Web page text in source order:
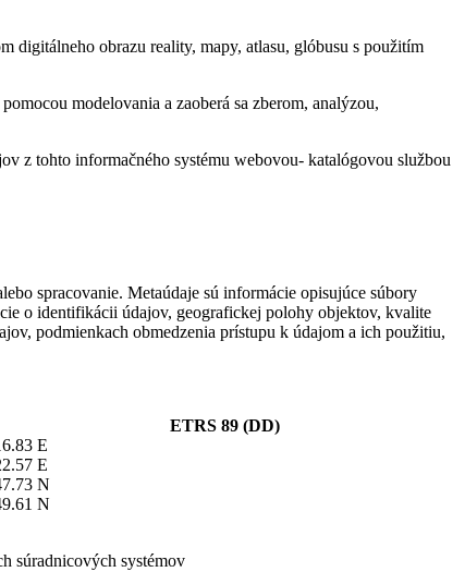
digitálneho obrazu reality, mapy, atlasu, glóbusu s použitím
modelovania a zaoberá sa zberom, analýzou,
z tohto informačného systému webovou- katalógovou službou
spracovanie. Metaúdaje sú informácie opisujúce súbory
o identifikácii údajov, geografickej polohy objektov, kvalite
podmienkach obmedzenia prístupu k údajom a ich použitiu,
ETRS 89 (DD)
E
E
N
N
súradnicových systémov